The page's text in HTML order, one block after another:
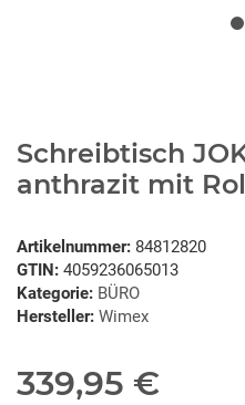
Schreibtisch
anthrazit mit
Artikelnummer: 84812820
GTIN: 4059236065013
Kategorie: BÜRO
Hersteller: Wimex
339,95 €